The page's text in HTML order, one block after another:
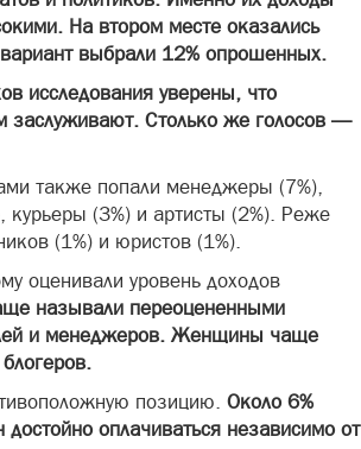
На втором месте оказались
выбрали 12% опрошенных.
исследования уверены, что
заслуживают. Столько же голосов —
также попали менеджеры (7%),
курьеры (3%) и артисты (2%). Реже
(1%) и юристов (1%).
оценивали уровень доходов
называли переоцененными
и менеджеров. Женщины чаще
позицию. Около 6%
оплачиваться независимо от